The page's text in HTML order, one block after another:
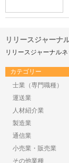
リリースジャーナ
リリースジャーナル
カテゴリー
士業（専門職種）
運送業
人材紹介業
製造業
通信業
小売業・販売業
その他業種